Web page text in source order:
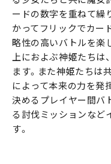
ードの数字を重ねて繰
かってフリックでカー
略性の高いバトルを楽
上におよぶ神姫たちは
ます。また神姫たちは
によって本来の力を発
決めるプレイヤー間バ
る討伐ミッションなど
す。